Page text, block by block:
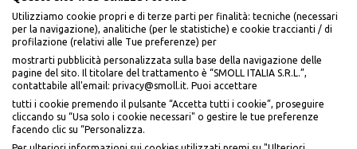
Seguici sui social
Utilizziamo cookie propri e di terze parti per finalità: tecniche (necessari
per la navigazione), analitiche (per le statistiche) e cookie traccianti / di
profilazione (relativi alle Tue preferenze) per
mostrarti pubblicità personalizzata sulla base della navigazione delle
pagine del sito. Il titolare del trattamento è “SMOLL ITALIA S.R.L.”,
contattabile all'email: privacy@smoll.it. Puoi accettare
tutti i cookie premendo il pulsante “Accetta tutti i cookie”, proseguire
cliccando su “Usa solo i cookie necessari" o gestire le tue preferenze
facendo clic su “Personalizza.
BENVENUTO DA